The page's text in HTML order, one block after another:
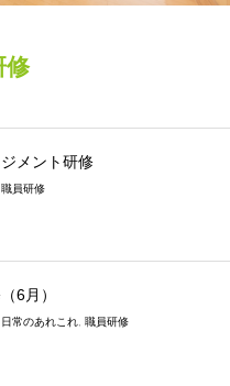
修
メント研修
職員研修
6月）
日常のあれこれ 職員研修